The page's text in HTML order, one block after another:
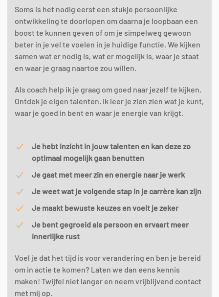
Soms is het nodig eerst een stukje persoonlijke
ontwikkeling te doorlopen om daarna je loopbaan een
boost te kunnen geven of om je simpelweg gewoon
beter in je vel te voelen in je huidige functie. We kijken
samen wat er nodig is, wat er mogelijk is, waar je staat
en waar je graag naartoe zou willen.
Als coach help ik je graag om goed naar jezelf te kijken.
Ontdek je eigen talenten. Ik leer je zien zien wat je kunt,
waar je goed in bent en waar je energie van krijgt.
Je hebt inzicht in jouw talenten en kan deze zo
optimaal mogelijk gaan benutten
Je gaat met meer zin en energie naar je werk
Je weet wat je volgende stap in je carrère kan zijn
Je maakt bewuste keuzes en voelt je zeker
Je bent gegroeid als persoon en ervaart meer
innerlijke rust
Voel je dat het tijd is voor verandering en ben je bereid
om in actie te komen? Laten we dan eens kennis
maken! Twijfel niet langer en neem vrijblijvend contact
met mij op.